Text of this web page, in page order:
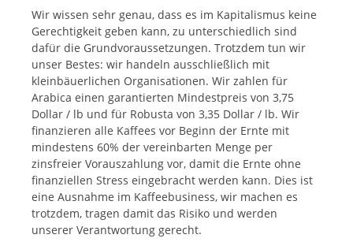
Wir wissen sehr genau, dass es im Kapitalismus keine
Gerechtigkeit geben kann, zu unterschiedlich sind
dafür die Grundvoraussetzungen. Trotzdem tun wir
unser Bestes: wir handeln ausschließlich mit
kleinbäuerlichen Organisationen. Wir zahlen für
Arabica einen garantierten Mindestpreis von 3,75
Dollar / lb und für Robusta von 3,35 Dollar / lb. Wir
finanzieren alle Kaffees vor Beginn der Ernte mit
mindestens 60% der vereinbarten Menge per
zinsfreier Vorauszahlung vor, damit die Ernte ohne
finanziellen Stress eingebracht werden kann. Dies ist
eine Ausnahme im Kaffeebusiness, wir machen es
trotzdem, tragen damit das Risiko und werden
unserer Verantwortung gerecht.